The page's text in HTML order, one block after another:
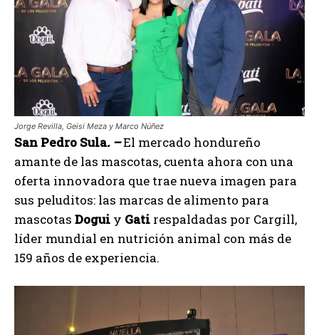
Jorge Revilla, Geisi Meza y Marco Núñez
San Pedro Sula. –El mercado hondureño
amante de las mascotas, cuenta ahora con una
oferta innovadora que trae nueva imagen para
sus peluditos: las marcas de alimento para
mascotas Dogui y Gati respaldadas por Cargill,
líder mundial en nutrición animal con más de
159 años de experiencia.